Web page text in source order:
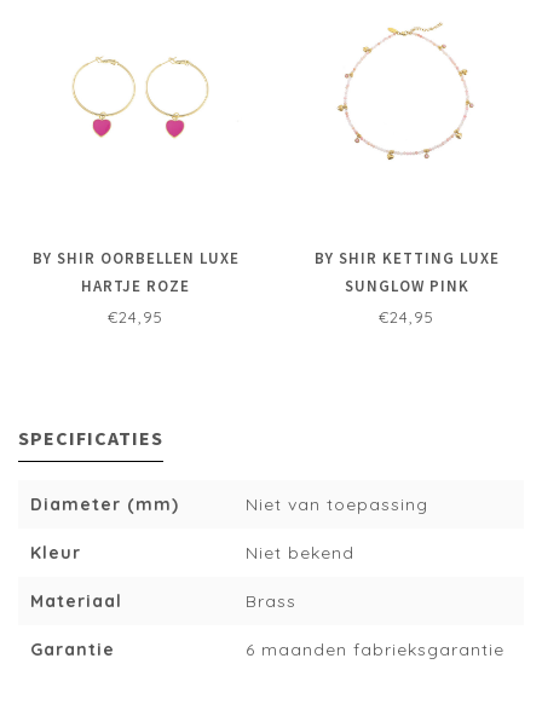
BY SHIR OORBELLEN LUXE
HARTJE ROZE
€24,95
BY SHIR KETTING LUXE
SUNGLOW PINK
€24,95
SPECIFICATIES
Diameter (mm) Niet van toepassing
Kleur Niet bekend
Materiaal Brass
Garantie 6 maanden fabrieksgarantie